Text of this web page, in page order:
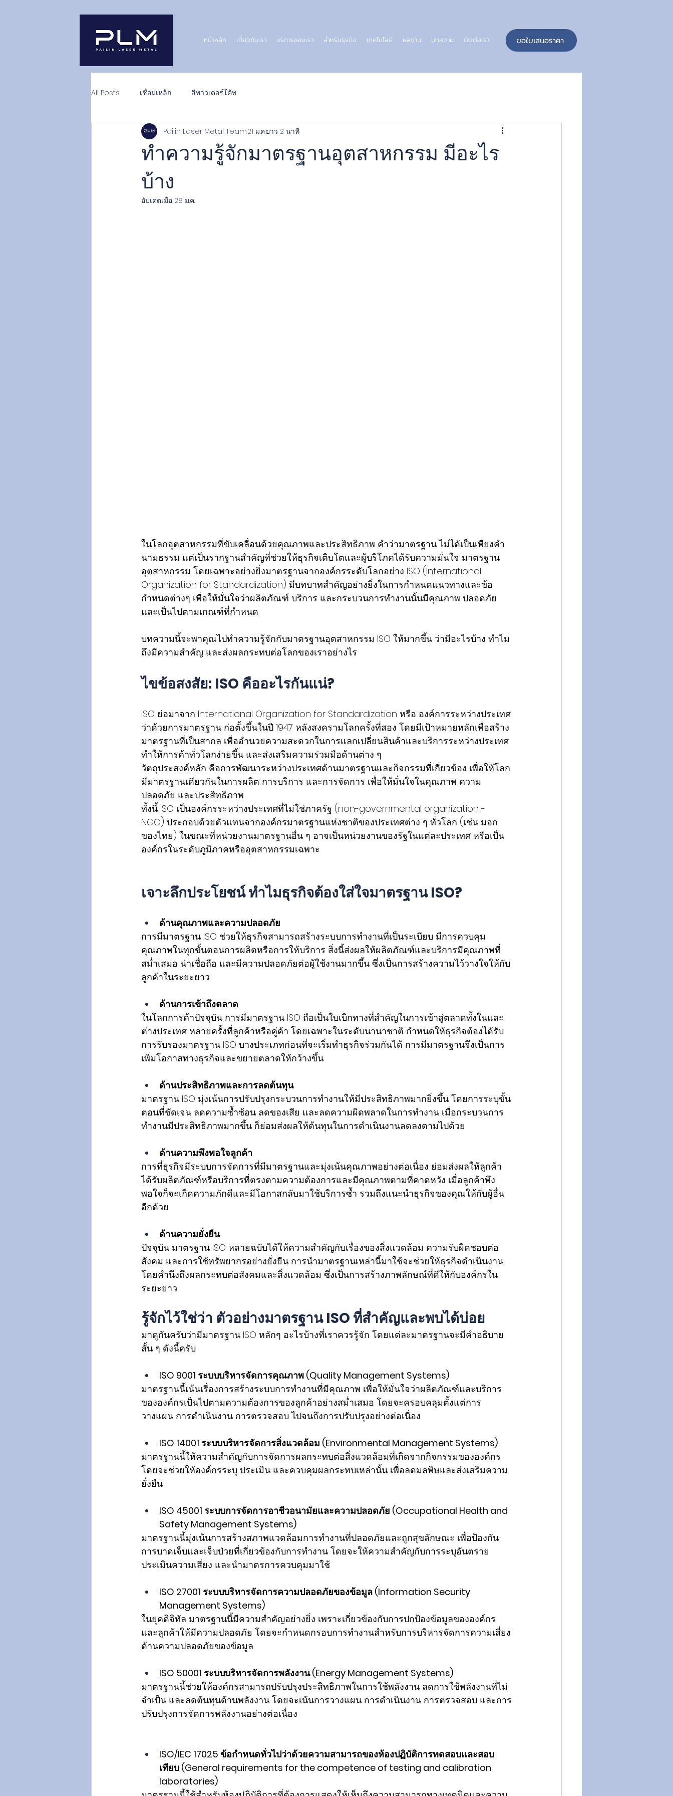
หน้าหลัก เกี่ยวกับเรา บริการของเรา สำหรับธุรกิจ เทคโนโลยี ผลงาน บทความ ติดต่อเรา ขอใบเสนอราคา
All Posts เชื่อมเหล็ก สีพาวเดอร์โค้ท
ทำความรู้จักมาตรฐานอุตสาหกรรม มีอะไร
บ้าง
Pailin Laser Metal Team21 ม.ค.ยาว 2 นาที
อัปเดตเมื่อ 28 ม.ค.
ในโลกอุตสาหกรรมที่ขับเคลื่อนด้วยคุณภาพและประสิทธิภาพ คำว่ามาตรฐาน ไม่ได้เป็นเพียงคำ
นามธรรม แต่เป็นรากฐานสำคัญที่ช่วยให้ธุรกิจเติบโตและผู้บริโภคได้รับความมั่นใจ มาตรฐาน
อุตสาหกรรม โดยเฉพาะอย่างยิ่งมาตรฐานจากองค์กรระดับโลกอย่าง ISO (International
Organization for Standardization) มีบทบาทสำคัญอย่างยิ่งในการกำหนดแนวทางและข้อ
กำหนดต่างๆ เพื่อให้มั่นใจว่าผลิตภัณฑ์ บริการ และกระบวนการทำงานนั้นมีคุณภาพ ปลอดภัย
และเป็นไปตามเกณฑ์ที่กำหนด
บทความนี้จะพาคุณไปทำความรู้จักกับมาตรฐานอุตสาหกรรม ISO ให้มากขึ้น ว่ามีอะไรบ้าง ทำไม
ถึงมีความสำคัญ และส่งผลกระทบต่อโลกของเราอย่างไร
ไขข้อสงสัย: ISO คืออะไรกันแน่?
ISO ย่อมาจาก International Organization for Standardization หรือ องค์การระหว่างประเทศ
ว่าด้วยการมาตรฐาน ก่อตั้งขึ้นในปี 1947 หลังสงครามโลกครั้งที่สอง โดยมีเป้าหมายหลักเพื่อสร้าง
มาตรฐานที่เป็นสากล เพื่ออำนวยความสะดวกในการแลกเปลี่ยนสินค้าและบริการระหว่างประเทศ
ทำให้การค้าทั่วโลกง่ายขึ้น และส่งเสริมความร่วมมือด้านต่าง ๆ
วัตถุประสงค์หลัก คือการพัฒนาระหว่างประเทศด้านมาตรฐานและกิจกรรมที่เกี่ยวข้อง เพื่อให้โลก
มีมาตรฐานเดียวกันในการผลิต การบริการ และการจัดการ เพื่อให้มั่นใจในคุณภาพ ความ
ปลอดภัย และประสิทธิภาพ
ทั้งนี้ ISO เป็นองค์กรระหว่างประเทศที่ไม่ใช่ภาครัฐ (non-governmental organization -
NGO) ประกอบด้วยตัวแทนจากองค์กรมาตรฐานแห่งชาติของประเทศต่าง ๆ ทั่วโลก (เช่น มอก.
ของไทย) ในขณะที่หน่วยงานมาตรฐานอื่น ๆ อาจเป็นหน่วยงานของรัฐในแต่ละประเทศ หรือเป็น
องค์กรในระดับภูมิภาคหรืออุตสาหกรรมเฉพาะ
เจาะลึกประโยชน์ ทำไมธุรกิจต้องใส่ใจมาตรฐาน ISO?
ด้านคุณภาพและความปลอดภัย
การมีมาตรฐาน ISO ช่วยให้ธุรกิจสามารถสร้างระบบการทำงานที่เป็นระเบียบ มีการควบคุม
คุณภาพในทุกขั้นตอนการผลิตหรือการให้บริการ สิ่งนี้ส่งผลให้ผลิตภัณฑ์และบริการมีคุณภาพที่
สม่ำเสมอ น่าเชื่อถือ และมีความปลอดภัยต่อผู้ใช้งานมากขึ้น ซึ่งเป็นการสร้างความไว้วางใจให้กับ
ลูกค้าในระยะยาว
ด้านการเข้าถึงตลาด
ในโลกการค้าปัจจุบัน การมีมาตรฐาน ISO ถือเป็นใบเบิกทางที่สำคัญในการเข้าสู่ตลาดทั้งในและ
ต่างประเทศ หลายครั้งที่ลูกค้าหรือคู่ค้า โดยเฉพาะในระดับนานาชาติ กำหนดให้ธุรกิจต้องได้รับ
การรับรองมาตรฐาน ISO บางประเภทก่อนที่จะเริ่มทำธุรกิจร่วมกันได้ การมีมาตรฐานจึงเป็นการ
เพิ่มโอกาสทางธุรกิจและขยายตลาดให้กว้างขึ้น
ด้านประสิทธิภาพและการลดต้นทุน
มาตรฐาน ISO มุ่งเน้นการปรับปรุงกระบวนการทำงานให้มีประสิทธิภาพมากยิ่งขึ้น โดยการระบุขั้น
ตอนที่ชัดเจน ลดความซ้ำซ้อน ลดของเสีย และลดความผิดพลาดในการทำงาน เมื่อกระบวนการ
ทำงานมีประสิทธิภาพมากขึ้น ก็ย่อมส่งผลให้ต้นทุนในการดำเนินงานลดลงตามไปด้วย
ด้านความพึงพอใจลูกค้า
การที่ธุรกิจมีระบบการจัดการที่มีมาตรฐานและมุ่งเน้นคุณภาพอย่างต่อเนื่อง ย่อมส่งผลให้ลูกค้า
ได้รับผลิตภัณฑ์หรือบริการที่ตรงตามความต้องการและมีคุณภาพตามที่คาดหวัง เมื่อลูกค้าพึง
พอใจก็จะเกิดความภักดีและมีโอกาสกลับมาใช้บริการซ้ำ รวมถึงแนะนำธุรกิจของคุณให้กับผู้อื่น
อีกด้วย
ด้านความยั่งยืน
ปัจจุบัน มาตรฐาน ISO หลายฉบับได้ให้ความสำคัญกับเรื่องของสิ่งแวดล้อม ความรับผิดชอบต่อ
สังคม และการใช้ทรัพยากรอย่างยั่งยืน การนำมาตรฐานเหล่านี้มาใช้จะช่วยให้ธุรกิจดำเนินงาน
โดยคำนึงถึงผลกระทบต่อสังคมและสิ่งแวดล้อม ซึ่งเป็นการสร้างภาพลักษณ์ที่ดีให้กับองค์กรใน
ระยะยาว
รู้จักไว้ใช่ว่า ตัวอย่างมาตรฐาน ISO ที่สำคัญและพบได้บ่อย
มาดูกันครับว่ามีมาตรฐาน ISO หลักๆ อะไรบ้างที่เราควรรู้จัก โดยแต่ละมาตรฐานจะมีคำอธิบาย
สั้น ๆ ดังนี้ครับ
ISO 9001 ระบบบริหารจัดการคุณภาพ (Quality Management Systems)
มาตรฐานนี้เน้นเรื่องการสร้างระบบการทำงานที่มีคุณภาพ เพื่อให้มั่นใจว่าผลิตภัณฑ์และบริการ
ขององค์กรเป็นไปตามความต้องการของลูกค้าอย่างสม่ำเสมอ โดยจะครอบคลุมตั้งแต่การ
วางแผน การดำเนินงาน การตรวจสอบ ไปจนถึงการปรับปรุงอย่างต่อเนื่อง
ISO 14001 ระบบบริหารจัดการสิ่งแวดล้อม (Environmental Management Systems)
มาตรฐานนี้ให้ความสำคัญกับการจัดการผลกระทบต่อสิ่งแวดล้อมที่เกิดจากกิจกรรมขององค์กร
โดยจะช่วยให้องค์กรระบุ ประเมิน และควบคุมผลกระทบเหล่านั้น เพื่อลดมลพิษและส่งเสริมความ
ยั่งยืน
ISO 45001 ระบบการจัดการอาชีวอนามัยและความปลอดภัย (Occupational Health and
Safety Management Systems)
มาตรฐานนี้มุ่งเน้นการสร้างสภาพแวดล้อมการทำงานที่ปลอดภัยและถูกสุขลักษณะ เพื่อป้องกัน
การบาดเจ็บและเจ็บป่วยที่เกี่ยวข้องกับการทำงาน โดยจะให้ความสำคัญกับการระบุอันตราย
ประเมินความเสี่ยง และนำมาตรการควบคุมมาใช้
ISO 27001 ระบบบริหารจัดการความปลอดภัยของข้อมูล (Information Security
Management Systems)
ในยุคดิจิทัล มาตรฐานนี้มีความสำคัญอย่างยิ่ง เพราะเกี่ยวข้องกับการปกป้องข้อมูลขององค์กร
และลูกค้าให้มีความปลอดภัย โดยจะกำหนดกรอบการทำงานสำหรับการบริหารจัดการความเสี่ยง
ด้านความปลอดภัยของข้อมูล
ISO 50001 ระบบบริหารจัดการพลังงาน (Energy Management Systems)
มาตรฐานนี้ช่วยให้องค์กรสามารถปรับปรุงประสิทธิภาพในการใช้พลังงาน ลดการใช้พลังงานที่ไม่
จำเป็น และลดต้นทุนด้านพลังงาน โดยจะเน้นการวางแผน การดำเนินงาน การตรวจสอบ และการ
ปรับปรุงการจัดการพลังงานอย่างต่อเนื่อง
ISO/IEC 17025 ข้อกำหนดทั่วไปว่าด้วยความสามารถของห้องปฏิบัติการทดสอบและสอบ
เทียบ (General requirements for the competence of testing and calibration
laboratories)